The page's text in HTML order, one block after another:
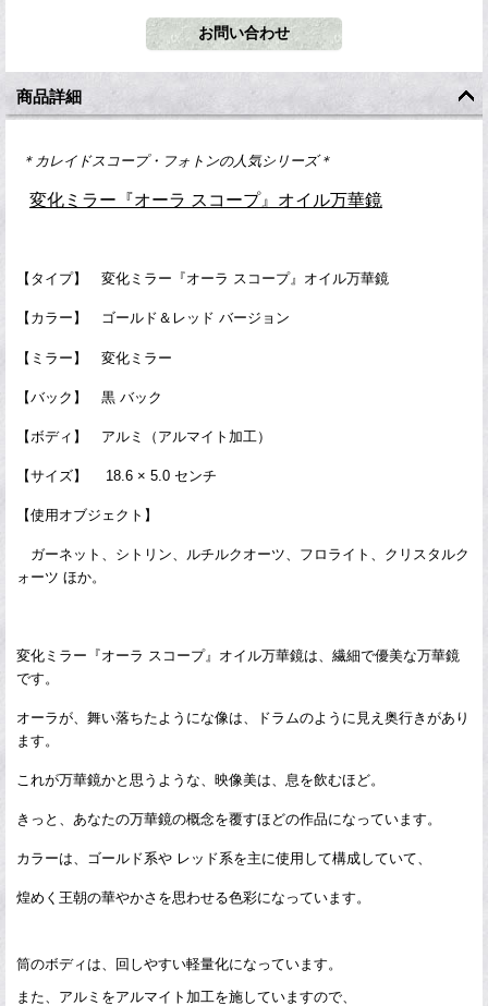
商品詳細
＊カレイドスコープ・フォトンの人気シリーズ＊
変化ミラー『オーラ スコープ』オイル万華鏡
【タイプ】 変化ミラー『オーラ スコープ』オイル万華鏡
【カラー】 ゴールド＆レッド バージョン
【ミラー】 変化ミラー
【バック】 黒 バック
【ボディ】 アルミ（アルマイト加工）
【サイズ】 18.6 × 5.0 センチ
【使用オブジェクト】
ガーネット、シトリン、ルチルクオーツ、フロライト、クリスタルク
ォーツ ほか。
変化ミラー『オーラ スコープ』オイル万華鏡は、繊細で優美な万華鏡
です。
オーラが、舞い落ちたようにな像は、ドラムのように見え奥行きがあり
ます。
これが万華鏡かと思うような、映像美は、息を飲むほど。
きっと、あなたの万華鏡の概念を覆すほどの作品になっています。
カラーは、ゴールド系や レッド系を主に使用して構成していて、
煌めく王朝の華やかさを思わせる色彩になっています。
筒のボディは、回しやすい軽量化になっています。
また、アルミをアルマイト加工を施していますので、